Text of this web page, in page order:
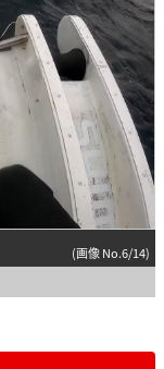
(画像 No.6/14)